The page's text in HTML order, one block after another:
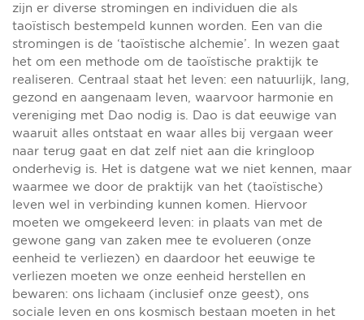
zijn er diverse stromingen en individuen die als
taoïstisch bestempeld kunnen worden. Een van die
stromingen is de ‘taoïstische alchemie’. In wezen gaat
het om een methode om de taoïstische praktijk te
realiseren. Centraal staat het leven: een natuurlijk, lang,
gezond en aangenaam leven, waarvoor harmonie en
vereniging met ​Dao nodig is. ​Dao is dat eeuwige van
waaruit alles ontstaat en waar alles bij vergaan weer
naar terug gaat en dat zelf niet aan die kringloop
onderhevig is. Het is datgene wat we niet kennen, maar
waarmee we door de praktijk van het (taoïstische)
leven wel in verbinding kunnen komen. Hiervoor
moeten we omgekeerd leven: in plaats van met de
gewone gang van zaken mee te evolueren (onze
eenheid te verliezen) en daardoor het eeuwige te
verliezen moeten we onze eenheid herstellen en
bewaren: ons lichaam (inclusief onze geest), ons
sociale leven en ons kosmisch bestaan moeten in het